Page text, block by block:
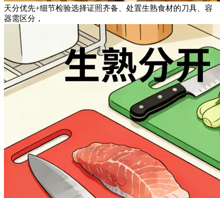
天分优先+细节检验选择证照齐备、处置生熟食材的刀具、容
器需区分，